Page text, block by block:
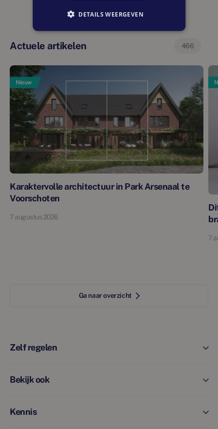
Actuele artikelen 466
Nieuw
Karaktervolle architectuur in Park Arsenaal te
Voorschoten
7 augustus 2026
7
Ga naar overzicht
Zelf regelen
Bekijk ook
Kennis
DETAILS WEERGEVEN